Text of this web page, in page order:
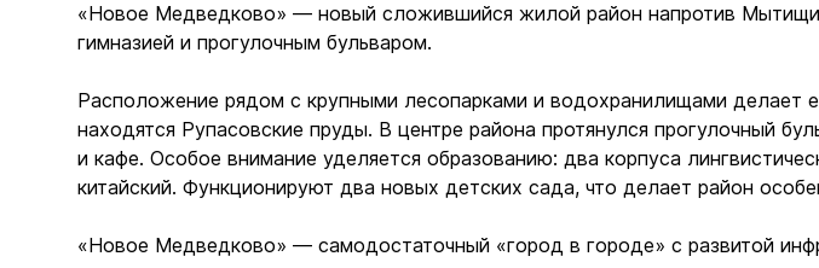
«Новое Медведково» — новый сложившийся жилой район напротив
гимназией и прогулочным бульваром.
Расположение рядом с крупными лесопарками и водохранилищами
находятся Рупасовские пруды. В центре района протянулся прогулочный
и кафе. Особое внимание уделяется образованию: два корпуса
китайский. Функционируют два новых детских сада, что делает район
«Новое Медведково» — самодостаточный «город в городе» с развитой